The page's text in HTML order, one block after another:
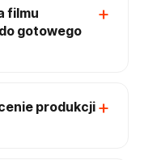
filmu
gotowego
produkcji